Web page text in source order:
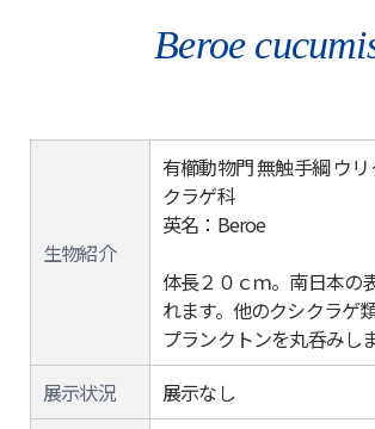
Beroe
生物紹介
有櫛動物門 無触手綱 ウ
クラゲ科
英名：Beroe
体長２０ｃｍ。南日本の
れます。他のクシクラゲ
プランクトンを丸呑みしま
展示状況
展示なし